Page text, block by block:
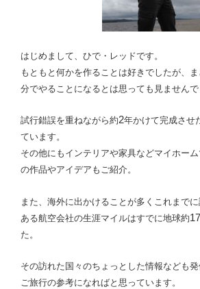
はじめまして、ひで・レッドです。
もともと何かを作ることは好きでしたが、
分でやることになるとは思っても見ませんで
試行錯誤を重ねながら約2年かけて完成させ
ています。
その他にもインテリアや家具などマイホー
の作品やアイデアもご紹介。
また、海外に出かけることが多くこれまで
ある航空会社の生涯マイルはすでに地球約17
た。
その訪れた国々のちょっとした情報なども発
ご旅行の参考になればと思っています。